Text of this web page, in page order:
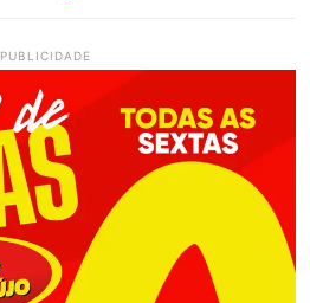
PUBLICIDADE